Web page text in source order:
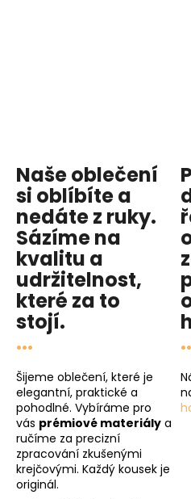
Naše oblečení
si oblíbíte a
nedáte z ruky.
Sázíme na
kvalitu a
udržitelnost,
které za to
stojí.
...
Šijeme oblečení, které je
elegantní, praktické a
pohodlné. Vybíráme pro
vás prémiové materiály a
ručíme za precizní
zpracování zkušenými
krejčovými. Každý kousek je
originál.